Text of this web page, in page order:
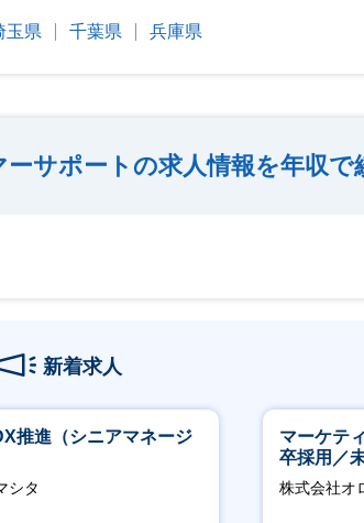
玉県 千葉県 兵庫県
サポートの求人情報を年収で
新着求人
推進（シニアマネージ
シタ
マーケテ
卒採用／
ーケティ
実】
株式会社オ